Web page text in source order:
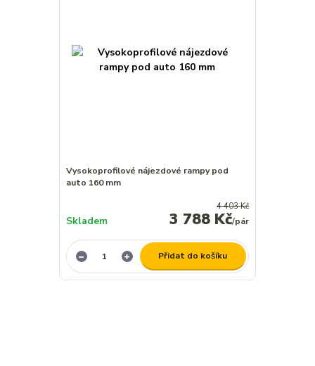
Vysokoprofilové nájezdové rampy pod
auto 160 mm
4 403 Kč
3 788 Kč/pár
Skladem
Přidat do košíku